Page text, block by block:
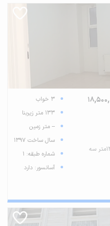
آپارتمان زعفرانیه۱۳۳متر سه
3 خواب
133 متر زیربنا
-- متر زمین
سال ساخت 1397
شماره طبقه: 1
آسانسور: دارد